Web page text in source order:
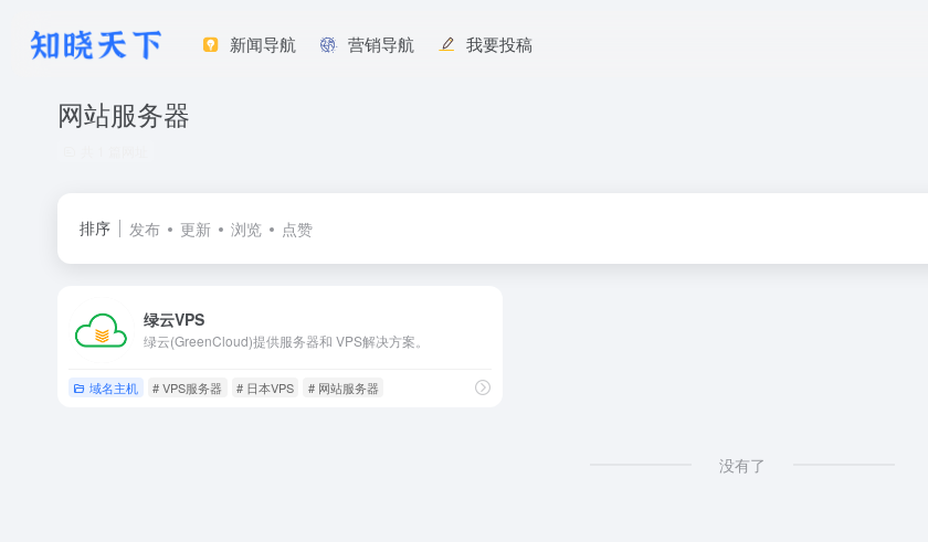
新闻导航 营销导航 我要投稿
网站服务器
排序 发布 更新 浏览 点赞
绿云VPS
绿云(GreenCloud)提供服务器和 VPS解决方案。
域名主机 # VPS服务器 # 日本VPS # 网站服务器
没有了